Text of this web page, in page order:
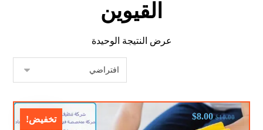
القيوين
عرض النتيجة الوحيدة
تخفيض! $10.00
$8.00